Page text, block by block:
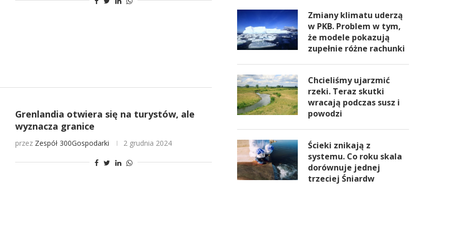
Grenlandia otwiera się na turystów, ale
wyznacza granice
przez Zespół 300Gospodarki 2 grudnia 2024
Zmiany klimatu uderzą
w PKB. Problem w tym,
że modele pokazują
zupełnie różne rachunki
Chcieliśmy ujarzmić
rzeki. Teraz skutki
wracają podczas susz i
powodzi
Ścieki znikają z
systemu. Co roku skala
dorównuje jednej
trzeciej Śniardw